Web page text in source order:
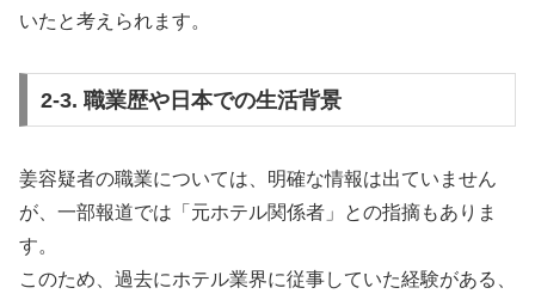
いたと考えられます。
2-3. 職業歴や日本での生活背景
姜容疑者の職業については、明確な情報は出ていません
が、一部報道では「元ホテル関係者」との指摘もありま
す。
このため、過去にホテル業界に従事していた経験がある、